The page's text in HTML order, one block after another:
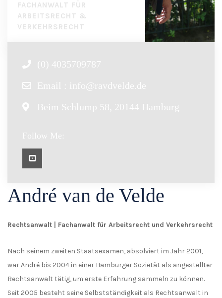
FACHANWALT FÜR
ARBEITSRECHT &
VERKEHRSRECHT
(0) 4035709787
Email : info@ravdvelde.de
Beim Schlump 58, 20144 Hamburg
Follow Me:
André van de Velde
Rechtsanwalt | Fachanwalt für Arbeitsrecht und Verkehrsrecht
Nach seinem zweiten Staatsexamen, absolviert im Jahr 2001,
war André bis 2004 in einer Hamburger Sozietät als angestellter
Rechtsanwalt tätig, um erste Erfahrung sammeln zu können.
Seit 2005 besteht seine Selbstständigkeit als Rechtsanwalt in